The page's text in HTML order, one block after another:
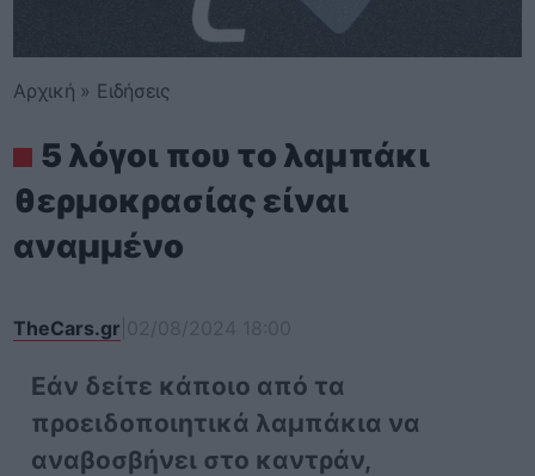
Αρχική » Ειδήσεις
5 λόγοι που το λαμπάκι
θερμοκρασίας είναι
αναμμένο
TheCars.gr
Εάν δείτε κάποιο από τα
προειδοποιητικά λαμπάκια να
αναβοσβήνει στο καντράν,